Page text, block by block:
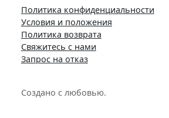
Политика конфиденциальности
Условия и положения
Политика возврата
Свяжитесь с нами
Запрос на отказ
Создано с любовью.